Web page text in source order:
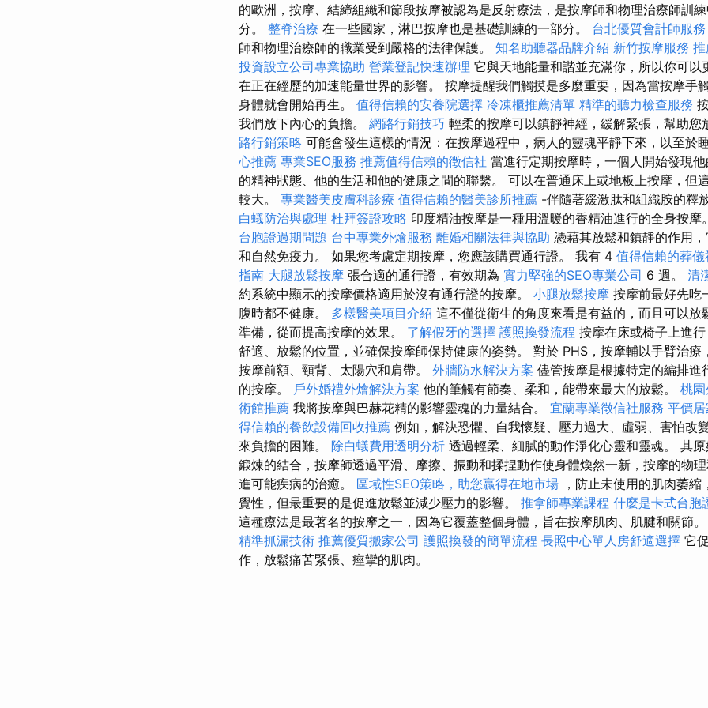
的歐洲，按摩、結締組織和節段按摩被認為是反射療法，是按摩師和物理治療師訓
分。 整脊治療 在一些國家，淋巴按摩也是基礎訓練的一部分。 台北優質會計師服務
師和物理治療師的職業受到嚴格的法律保護。 知名助聽器品牌介紹 新竹按摩服務
投資設立公司專業協助 營業登記快速辦理 它與天地能量和諧並充滿你，所以你可以
在正在經歷的加速能量世界的影響。 按摩提醒我們觸摸是多麼重要，因為當按摩手
身體就會開始再生。 值得信賴的安養院選擇 冷凍櫃推薦清單 精準的聽力檢查服務
我們放下內心的負擔。 網路行銷技巧 輕柔的按摩可以鎮靜神經，緩解緊張，幫助
路行銷策略 可能會發生這樣的情況：在按摩過程中，病人的靈魂平靜下來，以至於
心推薦 專業SEO服務 推薦值得信賴的徵信社 當進行定期按摩時，一個人開始發現
的精神狀態、他的生活和他的健康之間的聯繫。 可以在普通床上或地板上按摩，但
較大。 專業醫美皮膚科診療 值得信賴的醫美診所推薦 -伴隨著緩激肽和組織胺的釋
白蟻防治與處理 杜拜簽證攻略 印度精油按摩是一種用溫暖的香精油進行的全身按
台胞證過期問題 台中專業外燴服務 離婚相關法律與協助 憑藉其放鬆和鎮靜的作用
和自然免疫力。 如果您考慮定期按摩，您應該購買通行證。 我有 4 值得信賴的葬
指南 大腿放鬆按摩 張合適的通行證，有效期為 實力堅強的SEO專業公司 6 週。 清
約系統中顯示的按摩價格適用於沒有通行證的按摩。 小腿放鬆按摩 按摩前最好先吃
腹時都不健康。 多樣醫美項目介紹 這不僅從衛生的角度來看是有益的，而且可以放
準備，從而提高按摩的效果。 了解假牙的選擇 護照換發流程 按摩在床或椅子上進
舒適、放鬆的位置，並確保按摩師保持健康的姿勢。 對於 PHS，按摩輔以手臂治療
按摩前額、頸背、太陽穴和肩帶。 外牆防水解決方案 儘管按摩是根據特定的編排進
的按摩。 戶外婚禮外燴解決方案 他的筆觸有節奏、柔和，能帶來最大的放鬆。 桃
術館推薦 我將按摩與巴赫花精的影響靈魂的力量結合。 宜蘭專業徵信社服務 平價
得信賴的餐飲設備回收推薦 例如，解決恐懼、自我懷疑、壓力過大、虛弱、害怕改
來負擔的困難。 除白蟻費用透明分析 透過輕柔、細膩的動作淨化心靈和靈魂。 其
鍛煉的結合，按摩師透過平滑、摩擦、振動和揉捏動作使身體煥然一新，按摩的物
進可能疾病的治癒。 區域性SEO策略，助您贏得在地市場 ，防止未使用的肌肉萎
覺性，但最重要的是促進放鬆並減少壓力的影響。 推拿師專業課程 什麼是卡式台胞
這種療法是最著名的按摩之一，因為它覆蓋整個身體，旨在按摩肌肉、肌腱和關節
精準抓漏技術 推薦優質搬家公司 護照換發的簡單流程 長照中心單人房舒適選擇 它
作，放鬆痛苦緊張、痙攣的肌肉。